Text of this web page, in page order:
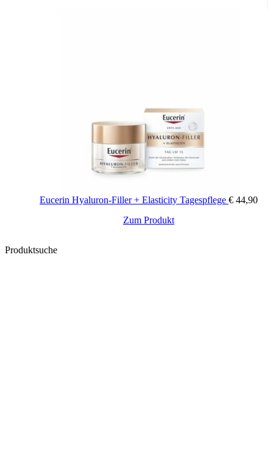
Eucerin Hyaluron-Filler + Elasticity Tagespflege € 44,90
Zum Produkt
Produktsuche